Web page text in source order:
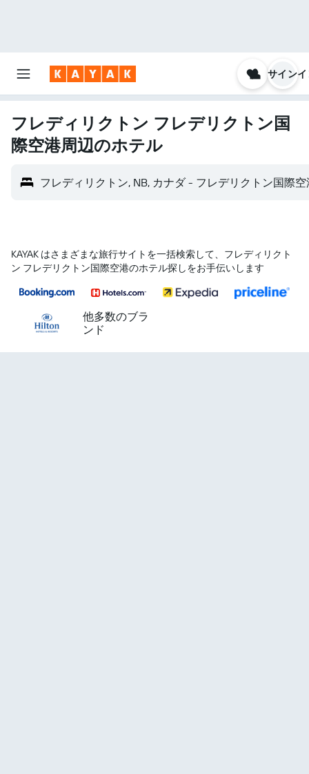
サイン
フレディリクトン フレデリクトン国
際空港​周辺のホテル
フレディリクトン, NB, カナダ - フレデリクトン国際空
KAYAK はさまざまな旅行サイトを一括検索して、フレディリクト
ン フレデリクトン国際空港のホテル探しをお手伝いします
他多数のブラ
ンド